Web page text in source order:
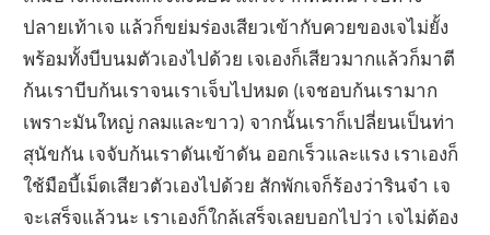
ปลายเท้าเจ แล้วก็ขย่มร่องเสียวเข้ากับควยของเจไม่ยั้ง
พร้อมทั้งบีบนมตัวเองไปด้วย เจเองก็เสียวมากแล้วก็มาตี
ก้นเราบีบก้นเราจนเราเจ็บไปหมด (เจชอบก้นเรามาก
เพราะมันใหญ่ กลมและขาว) จากนั้นเราก็เปลี่ยนเป็นท่า
สุนัขกัน เจจับก้นเราดันเข้าดัน ออกเร็วและแรง เราเองก็
ใช้มือบี้เม็ดเสียวตัวเองไปด้วย สักพักเจก็ร้องว่ารินจ๋า เจ
จะเสร็จแล้วนะ เราเองก็ใกล้เสร็จเลยบอกไปว่า เจไม่ต้อง